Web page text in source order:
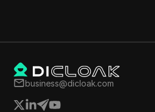
business@dicloak.com